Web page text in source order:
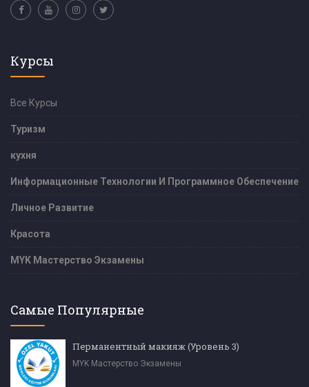
Курсы
Все Курсы
Туризм
кухня
Информационные Технологии И Программное Обеспечение
Личное Развитие
Красота
MYK Мастерство Экзамены
Самые Популярные
Перманентный макияж (Уровень 3)
MYK Мастерство Экзамены